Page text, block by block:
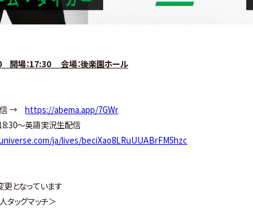
開場：17:30 会場：後楽園ホール
信 →https://abema.app/7GWr
〜英語実況生配信
ja/lives/beciXao8LRuUUABrFM5hzc
更となっています
タッグマッチ＞